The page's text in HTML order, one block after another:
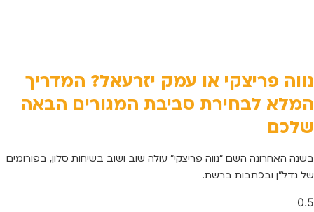
נווה פריצקי או עמק יזרעאל? המדריך
המלא לבחירת סביבת המגורים הבאה
שלכם
בשנה האחרונה השם “נווה פריצקי” עולה שוב ושוב בשיחות סלון, בפורומים
של נדל”ן ובכתבות ברשת.